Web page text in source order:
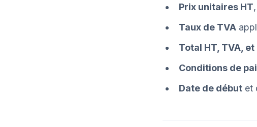
Prix unitaires HT
Taux de TVA
Total HT, TVA, et
Conditions de
Date de début et